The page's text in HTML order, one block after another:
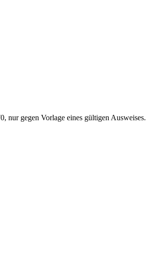
nur gegen Vorlage eines gültigen Ausweises.